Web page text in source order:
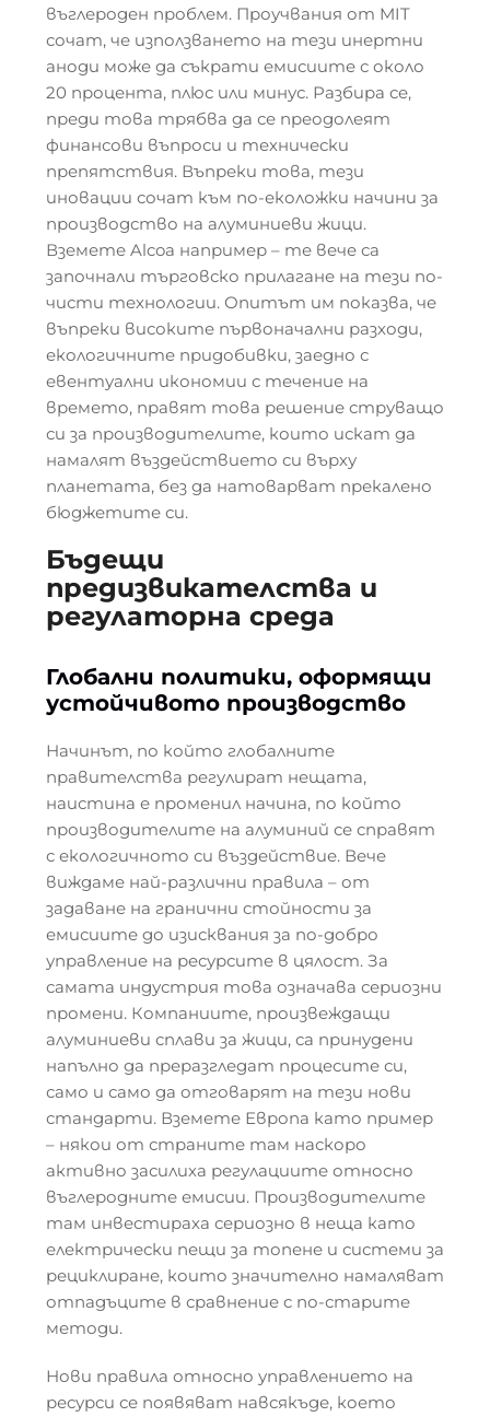
въглероден проблем. Проучвания от MIT
сочат, че използването на тези инертни
аноди може да съкрати емисиите с около
20 процента, плюс или минус. Разбира се,
преди това трябва да се преодолеят
финансови въпроси и технически
препятствия. Въпреки това, тези
иновации сочат към по-еколожки начини за
производство на алуминиеви жици.
Вземете Alcoa например – те вече са
започнали търговско прилагане на тези по-
чисти технологии. Опитът им показва, че
въпреки високите първоначални разходи,
екологичните придобивки, заедно с
евентуални икономии с течение на
времето, правят това решение струващо
си за производителите, които искат да
намалят въздействието си върху
планетата, без да натоварват прекалено
бюджетите си.
Бъдещи
предизвикателства и
регулаторна среда
Глобални политики, оформящи
устойчивото производство
Начинът, по който глобалните
правителства регулират нещата,
наистина е променил начина, по който
производителите на алуминий се справят
с екологичното си въздействие. Вече
виждаме най-различни правила – от
задаване на гранични стойности за
емисиите до изисквания за по-добро
управление на ресурсите в цялост. За
самата индустрия това означава сериозни
промени. Компаниите, произвеждащи
алуминиеви сплави за жици, са принудени
напълно да преразгледат процесите си,
само и само да отговарят на тези нови
стандарти. Вземете Европа като пример
– някои от страните там наскоро
активно засилиха регулациите относно
въглеродните емисии. Производителите
там инвестираха сериозно в неща като
електрически пещи за топене и системи за
рециклиране, които значително намаляват
отпадъците в сравнение с по-старите
методи.
Нови правила относно управлението на
ресурси се появяват навсякъде, което